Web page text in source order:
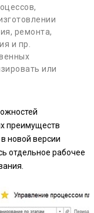
ремонта,
и пр.
или
преимуществ
новой версии
отдельное рабочее